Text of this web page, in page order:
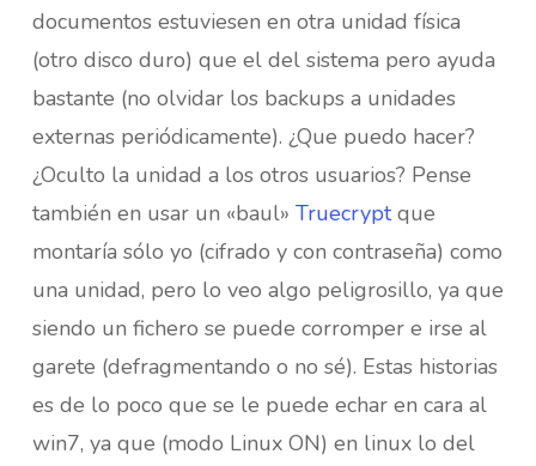
documentos estuviesen en otra unidad física
(otro disco duro) que el del sistema pero ayuda
bastante (no olvidar los backups a unidades
externas periódicamente). ¿Que puedo hacer?
¿Oculto la unidad a los otros usuarios? Pense
también en usar un «baul» Truecryptque
montaría sólo yo (cifrado y con contraseña) como
una unidad, pero lo veo algo peligrosillo, ya que
siendo un fichero se puede corromper e irse al
garete (defragmentando o no sé). Estas historias
es de lo poco que se le puede echar en cara al
win7, ya que (modo Linux ON) en linux lo del